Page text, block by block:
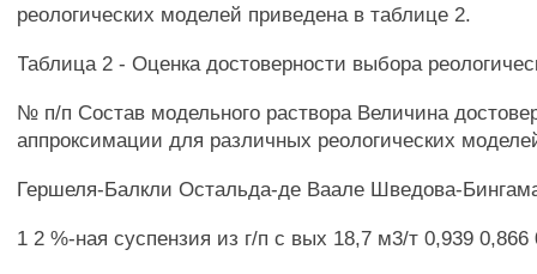
реологических моделей приведена в таблице 2.
Таблица 2 - Оценка достоверности выбора
№ п/п Состав модельного раствора Величина
аппроксимации для различных реологических
Гершеля-Балкли Остальда-де Ваале Шведова-
1 2 %-ная суспензия из г/п с вых 18,7 м3/т 0,939 0,866